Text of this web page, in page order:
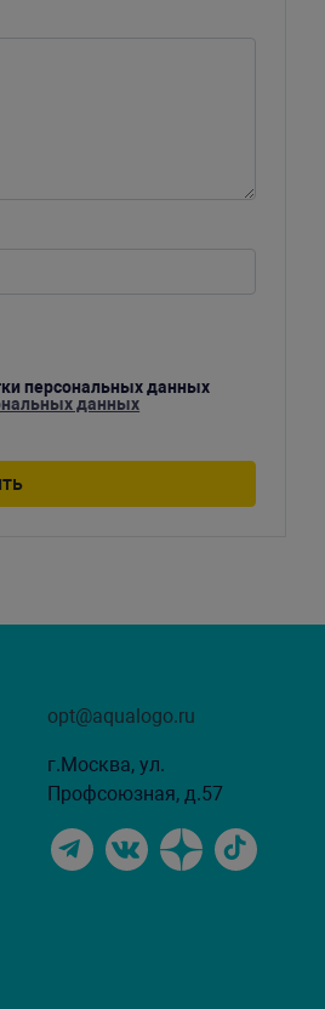
персональных данных
данных
opt@aqualogo.ru
г.Москва, ул.
Профсоюзная, д.57